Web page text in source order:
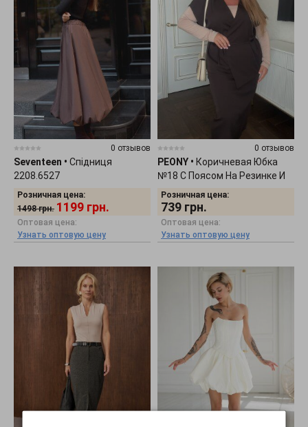
0 отзывов
Seventeen • Спідниця
2208.6527
Розничная цена:
1498 грн. 1199 грн.
Оптовая цена:
Узнать оптовую цену
0 отзывов
PEONY • Коричневая Юбка
№18 С Поясом На Резинке И
Молнию 1408252
Розничная цена:
739 грн.
Оптовая цена:
Узнать оптовую цену